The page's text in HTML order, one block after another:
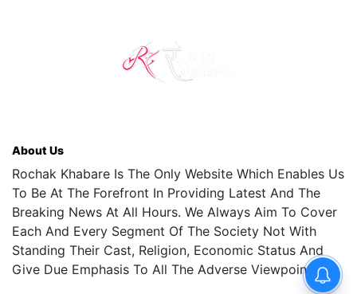
About Us
Rochak Khabare Is The Only Website Which Enables Us
To Be At The Forefront In Providing Latest And The
Breaking News At All Hours. We Always Aim To Cover
Each And Every Segment Of The Society Not With
Standing Their Cast, Religion, Economic Status And
Give Due Emphasis To All The Adverse Viewpoints.